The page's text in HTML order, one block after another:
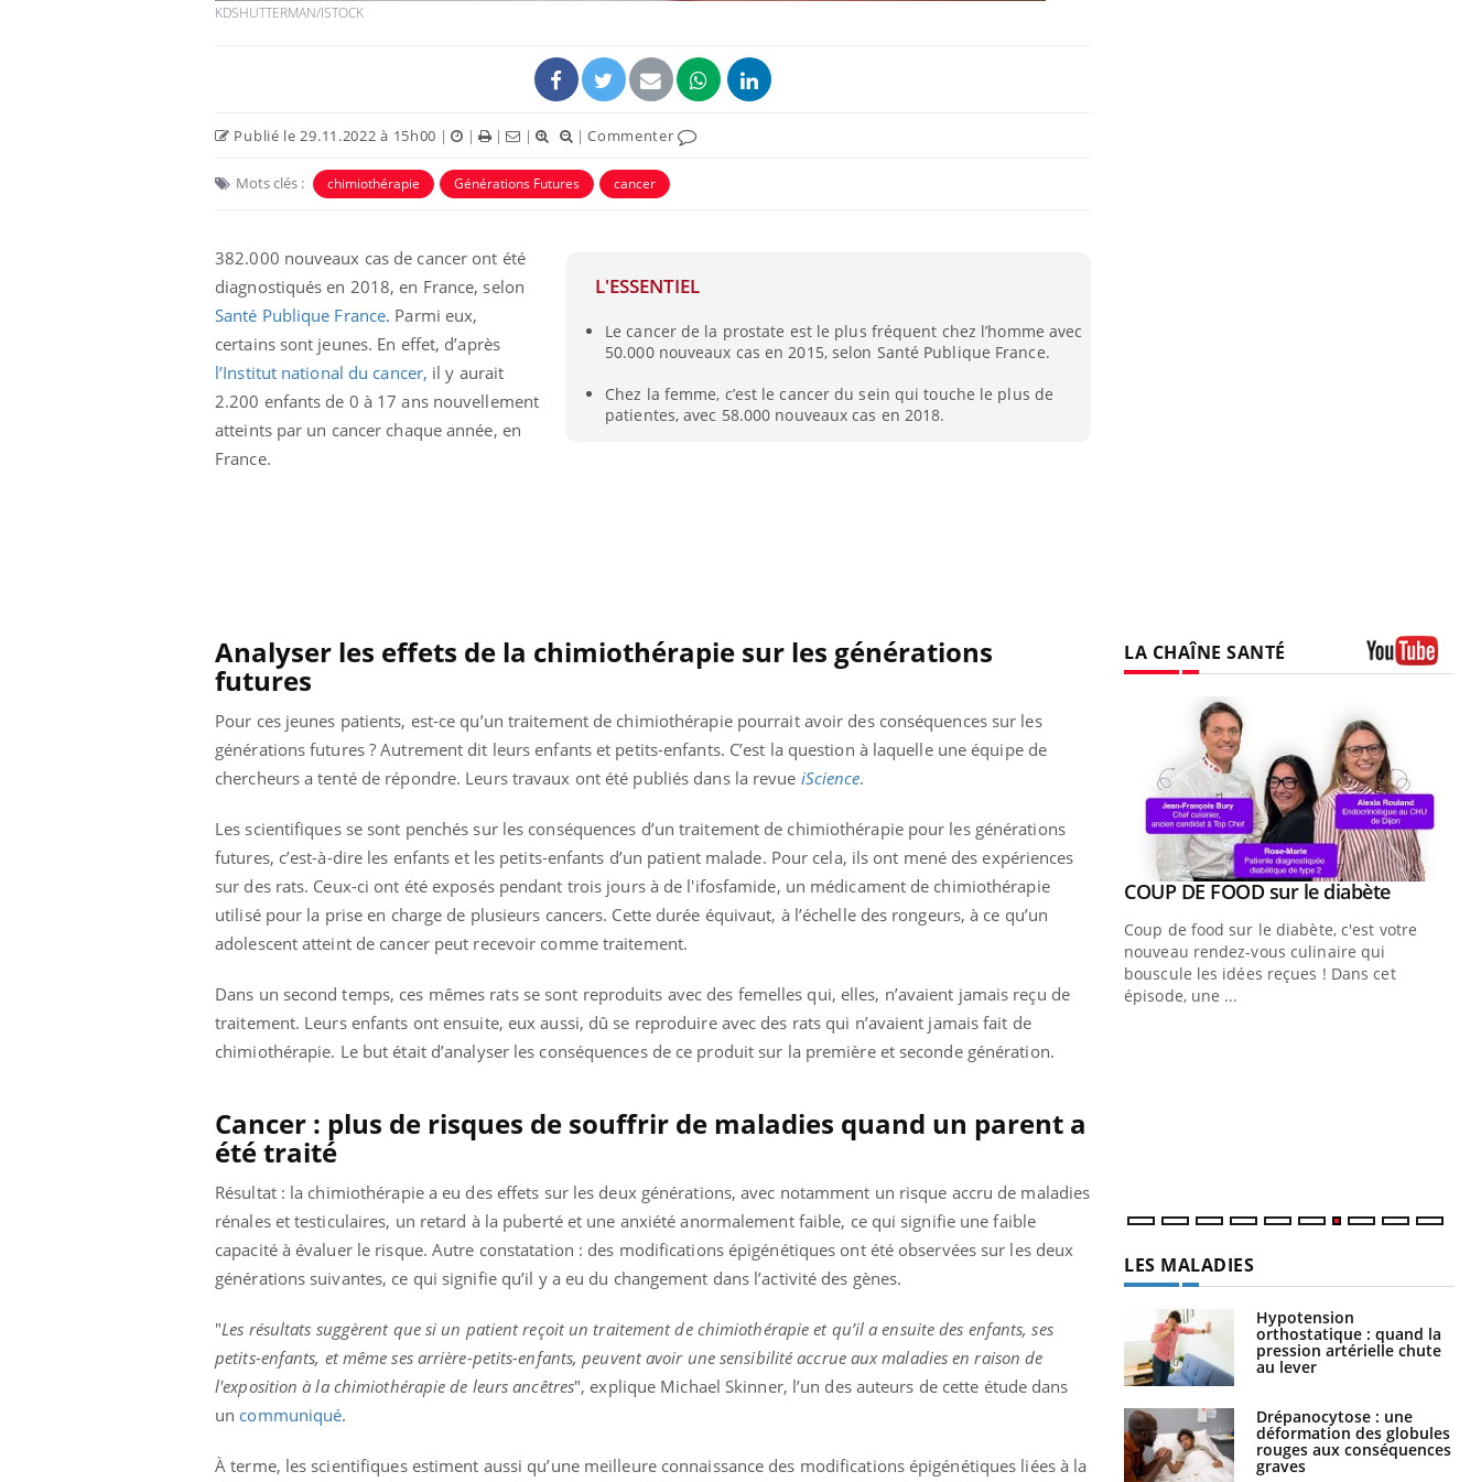
KDSHUTTERMAN/ISTOCK
Publié le 29.11.2022 à 15h00 | | | | |Commenter
Mots clés : chimiothérapie Générations Futures cancer
L'ESSENTIEL
Le cancer de la prostate est le plus fréquent chez l’homme avec
50.000 nouveaux cas en 2015, selon Santé Publique France.
Chez la femme, c’est le cancer du sein qui touche le plus de
patientes, avec 58.000 nouveaux cas en 2018.
382.000 nouveaux cas de cancer ont été
diagnostiqués en 2018, en France, selon
Santé Publique France. Parmi eux,
certains sont jeunes. En effet, d’après
l’Institut national du cancer, il y aurait
2.200 enfants de 0 à 17 ans nouvellement
atteints par un cancer chaque année, en
France.
Analyser les effets de la chimiothérapie sur les générations
futures
Pour ces jeunes patients, est-ce qu’un traitement de chimiothérapie pourrait avoir des conséquences sur les
générations futures ? Autrement dit leurs enfants et petits-enfants. C’est la question à laquelle une équipe de
chercheurs a tenté de répondre. Leurs travaux ont été publiés dans la revue iScience.
Les scientifiques se sont penchés sur les conséquences d’un traitement de chimiothérapie pour les générations
futures, c’est-à-dire les enfants et les petits-enfants d’un patient malade. Pour cela, ils ont mené des expériences
sur des rats. Ceux-ci ont été exposés pendant trois jours à de l'ifosfamide, un médicament de chimiothérapie
utilisé pour la prise en charge de plusieurs cancers. Cette durée équivaut, à l’échelle des rongeurs, à ce qu’un
adolescent atteint de cancer peut recevoir comme traitement.
Dans un second temps, ces mêmes rats se sont reproduits avec des femelles qui, elles, n’avaient jamais reçu de
traitement. Leurs enfants ont ensuite, eux aussi, dû se reproduire avec des rats qui n’avaient jamais fait de
chimiothérapie. Le but était d’analyser les conséquences de ce produit sur la première et seconde génération.
Cancer : plus de risques de souffrir de maladies quand un parent a
été traité
Résultat : la chimiothérapie a eu des effets sur les deux générations, avec notamment un risque accru de maladies
rénales et testiculaires, un retard à la puberté et une anxiété anormalement faible, ce qui signifie une faible
capacité à évaluer le risque. Autre constatation : des modifications épigénétiques ont été observées sur les deux
générations suivantes, ce qui signifie qu’il y a eu du changement dans l’activité des gènes.
"Les résultats suggèrent que si un patient reçoit un traitement de chimiothérapie et qu’il a ensuite des enfants, ses
petits-enfants, et même ses arrière-petits-enfants, peuvent avoir une sensibilité accrue aux maladies en raison de
l'exposition à la chimiothérapie de leurs ancêtres", explique Michael Skinner, l’un des auteurs de cette étude dans
un communiqué.
À terme, les scientifiques estiment aussi qu’une meilleure connaissance des modifications épigénétiques liées à la
LA CHAÎNE SANTÉ
Diabète & Ramadan 2026Youtube
Le Ramadan approche, et, pour de
nombreuses personnes atteintes de
défis, mais ...
Youtube
Un « jumeau numérique » pour
faciliter l’accès à la médecine
préventive Youtube
mutualiste innove en matière de bilan de
santé : l'utilisation d'un « jumeau
numérique » permet ...
Youtube
COUP DE FOOD sur le diabèteYoutube
Coup de food sur le diabète, c'est votre
nouveau rendez-vous culinaire qui
bouscule les idées reçues ! Dans cet
épisode, une ...
LES MALADIES
Hypotension
orthostatique : quand la
pression artérielle chute
au lever
Drépanocytose : une
déformation des globules
rouges aux conséquences
graves